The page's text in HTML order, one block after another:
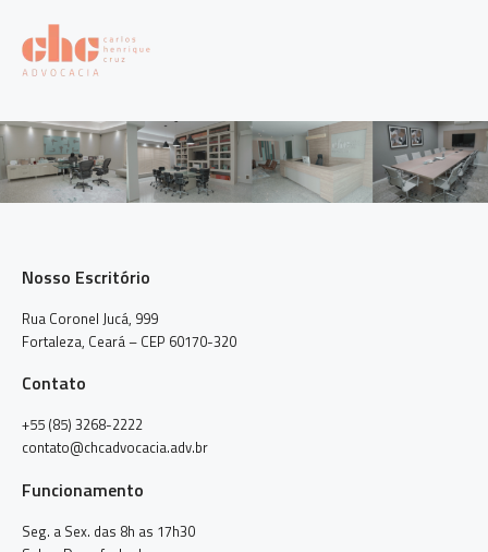
Nosso Escritório
Rua Coronel Jucá, 999
Fortaleza, Ceará – CEP 60170-320
Contato
+55 (85) 3268-2222
contato@chcadvocacia.adv.br
Funcionamento
Seg. a Sex. das 8h as 17h30